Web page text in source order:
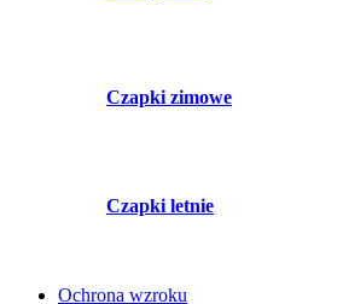
Czapki zimowe
Czapki letnie
Ochrona wzroku